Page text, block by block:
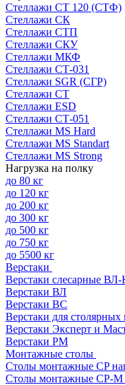
Стеллажи СТ 120 (СТФ)
Стеллажи СК
Стеллажи СТП
Стеллажи СКУ
Стеллажи МКФ
Стеллажи СТ-031
Стеллажи SGR (СГР)
Стеллажи СТ
Стеллажи ESD
Стеллажи СТ-051
Стеллажи MS Hard
Стеллажи MS Standart
Стеллажи MS Strong
Нагрузка на полку
до 80 кг
до 120 кг
до 200 кг
до 300 кг
до 500 кг
до 750 кг
до 5500 кг
Верстаки
Верстаки слесарные
Верстаки ВЛ
Верстаки ВС
Верстаки для столярных
Верстаки Эксперт и
Верстаки РМ
Монтажные столы
Столы монтажные СP
Столы монтажные СР-М